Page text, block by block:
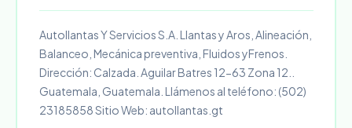
Autollantas Y Servicios S.A. Llantas y Aros, Alineación,
Balanceo, Mecánica preventiva, Fluidos yFrenos.
Dirección: Calzada. Aguilar Batres 12-63 Zona 12..
Guatemala, Guatemala. Llámenos al teléfono: (502)
23185858 Sitio Web: autollantas.gt